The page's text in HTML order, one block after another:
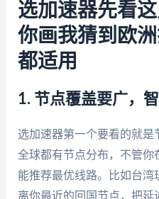
选加速器先看
你画我猜到欧
都适用
1. 节点覆盖要广，
选加速器第一个要看的就是
全球都有节点分布，不管你
能推荐最优线路。比如台
离你最近的回国节点，把